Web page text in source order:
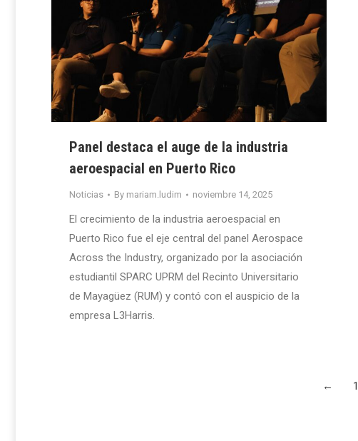
Panel destaca el auge de la industria
aeroespacial en Puerto Rico
Noticias By mariam.ludim noviembre 14, 2025
El crecimiento de la industria aeroespacial en
Puerto Rico fue el eje central del panel Aerospace
Across the Industry, organizado por la asociación
estudiantil SPARC UPRM del Recinto Universitario
de Mayagüez (RUM) y contó con el auspicio de la
empresa L3Harris.
← 1